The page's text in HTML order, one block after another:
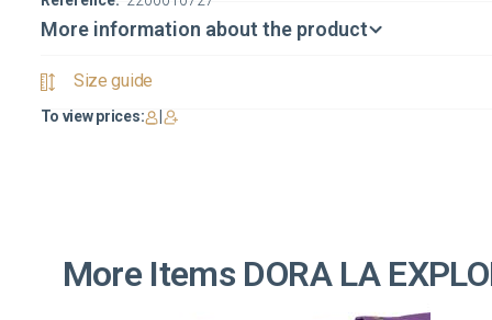
More information about the product
Size guide
To view prices:
More Items DORA LA